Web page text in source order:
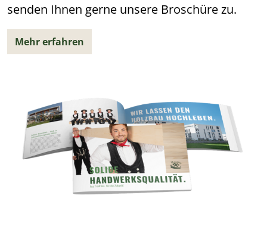
senden Ihnen gerne unsere Broschüre zu.
Mehr erfahren